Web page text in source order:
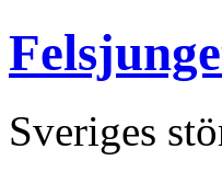
Sveriges